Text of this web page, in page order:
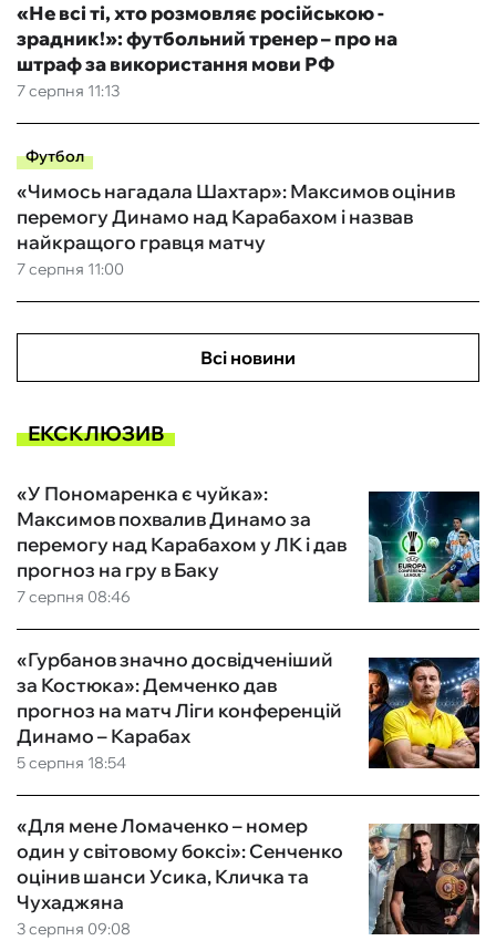
7 серпня 11:13
«Не всі ті, хто розмовляє російською -
зрадник!»: футбольний тренер – про на
штраф за використання мови РФ
Футбол
7 серпня 11:00
«Чимось нагадала Шахтар»: Максимов оцінив
перемогу Динамо над Карабахом і назвав
найкращого гравця матчу
Всі новини
ЕКСКЛЮЗИВ
7 серпня 08:46
«У Пономаренка є чуйка»:
Максимов похвалив Динамо за
перемогу над Карабахом у ЛК і дав
прогноз на гру в Баку
5 серпня 18:54
«Гурбанов значно досвідченіший
за Костюка»: Демченко дав
прогноз на матч Ліги конференцій
Динамо – Карабах
3 серпня 09:08
«Для мене Ломаченко – номер
один у світовому боксі»: Сенченко
оцінив шанси Усика, Кличка та
Чухаджяна